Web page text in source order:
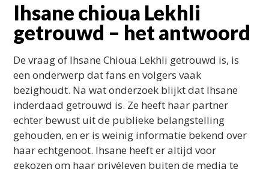
Ihsane chioua Lekhli
getrouwd – het antwoord
De vraag of Ihsane Chioua Lekhli getrouwd is, is
een onderwerp dat fans en volgers vaak
bezighoudt. Na wat onderzoek blijkt dat Ihsane
inderdaad getrouwd is. Ze heeft haar partner
echter bewust uit de publieke belangstelling
gehouden, en er is weinig informatie bekend over
haar echtgenoot. Ihsane heeft er altijd voor
gekozen om haar privéleven buiten de media te